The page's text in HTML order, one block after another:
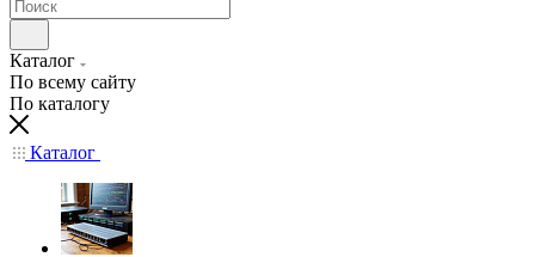
Каталог
По всему сайту
По каталогу
Каталог